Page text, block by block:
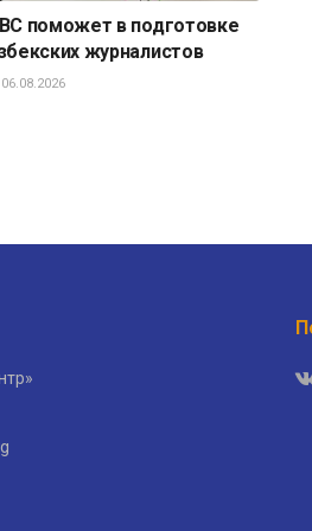
поможет в подготовке
журналистов